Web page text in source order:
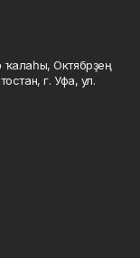
Октябрҙең
г. Уфа, ул.